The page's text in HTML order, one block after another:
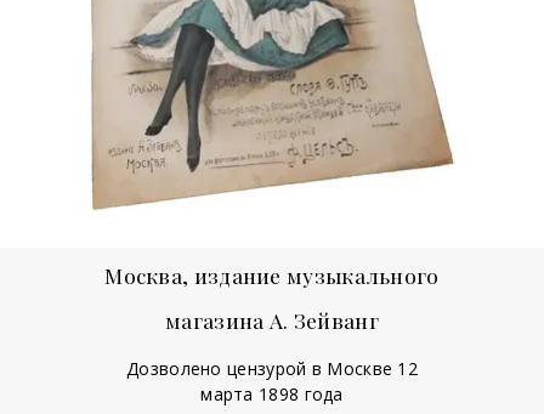
Москва, издание музыкального
магазина А. Зейванг
Дозволено цензурой в Москве 12
марта 1898 года